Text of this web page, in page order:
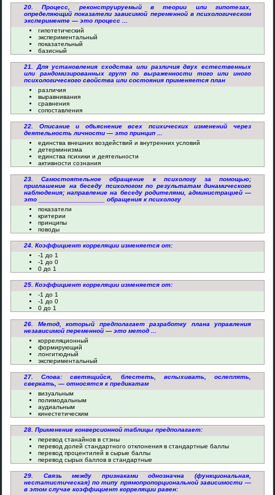
20. Процесс, реконструируемый в теории или гипотезах,
определяющий показатели зависимой переменной в психологическом
эксперименте — это процесс ...
гипотетический
экспериментальный
показательный
базисный
21. Для установления сходства или различия двух естественных
или рандомизированных групп по выраженности того или иного
психологического свойства или состояния применяется план
различия
выравнивания
сравнения
сопоставления
22. Описание и объяснение всех психических изменений через
деятельность личности — это принцип ...
единства внешних воздействий и внутренних условий
детерминизма
единства психики и деятельности
активности сознания
23. Самостоятельное обращение к психологу за помощью;
приглашение на беседу психологом по результатам динамического
наблюдения; направление на беседу родителями, администрацией —
это __________________ обращения к психологу
показатели
критерии
принципы
поводы
24. Коэффициент корреляции изменяется от:
-1 до 1
-1 до 0
0 до 1
25. Коэффициент корреляции изменяется от:
-1 до 1
-1 до 0
0 до 1
26. Метод, который предполагает разработку плана управления
независимой переменной — это метод ...
корреляционный
формирующий
лонгитюдный
экспериментальный
27. Слова: светящийся, блестеть, вспыхивать, ослеплять,
сверкать, — относятся к предикатам
визуальным
полимодальным
аудиальным
кинестетическим
28. Применение конверсионной таблицы предполагает:
перевод станайнов в стэны
перевод долей стандартного отклонения в стандартные баллы
перевод процентилей в сырые баллы
перевод сырых баллов в стандартные
29. Связь между признаками однозначна (функциональная,
нестатистическая) по типу прямопропорциональной зависимости —
в этом случае коэффициент корреляции равен: